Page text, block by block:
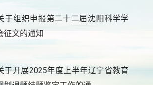
于组织申报第二十二届沈阳科学学
征文的通知
于开展2025年度上半年辽宁省教育